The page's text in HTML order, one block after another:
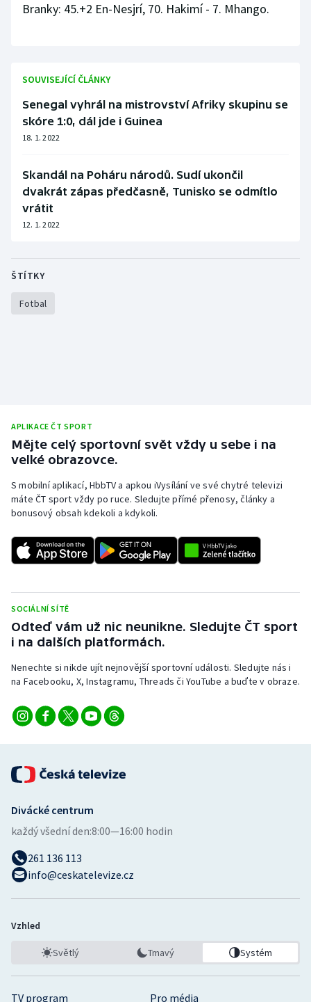
Short track
Stolní tenis
Triatlon
Veslování
Vodní slalom
Volejbal
Branky: 45.+2 En-Nesjrí, 70. Hakimí - 7. Mhango.
SOUVISEJÍCÍ ČLÁNKY
Senegal vyhrál na mistrovství Afriky skupinu se
skóre 1:0, dál jde i Guinea
18. 1. 2022
Skandál na Poháru národů. Sudí ukončil
dvakrát zápas předčasně, Tunisko se odmítlo
vrátit
12. 1. 2022
ŠTÍTKY
Fotbal
APLIKACE ČT SPORT
Mějte celý sportovní svět vždy u sebe i na
velké obrazovce.
S mobilní aplikací, HbbTV a apkou iVysílání ve své chytré televizi
máte ČT sport vždy po ruce. Sledujte přímé přenosy, články a
bonusový obsah kdekoli a kdykoli.
SOCIÁLNÍ SÍTĚ
Odteď vám už nic neunikne. Sledujte ČT sport
i na dalších platformách.
Nenechte si nikde ujít nejnovější sportovní události. Sledujte nás i
na Facebooku, X, Instagramu, Threads či YouTube a buďte v obraze.
TV program Pro média
Divácké centrum
každý všední den:8:00—16:00 hodin
261 136 113
info@ceskatelevize.cz
Vzhled
Světlý Tmavý Systém